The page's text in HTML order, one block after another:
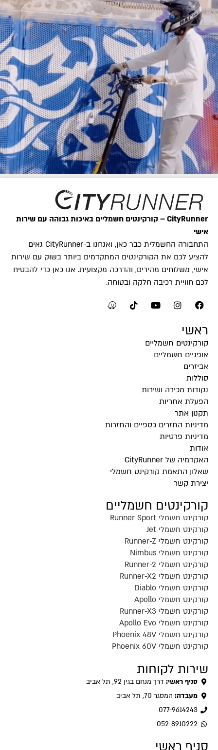
CityRunner – קורקינטים חשמליים באיכות גבוהה עם שירות
אישי
התחבורה החשמלית כבר כאן, ואנחנו ב-CityRunner גאים
להציע לכם את הקורקינטים המתקדמים ביותר בשוק עם שירות
אישי, משלוחים מהירים, והדרכה מקצועית. אנו כאן כדי להבטיח
לכם חוויית רכיבה חלקה ובטוחה.
ראשי
קורקינטים חשמליים
אופניים חשמליים
אביזרים
סוללות
נקודות מכירה ושירות
הפעלת אחריות
תקנון אתר
מדיניות החזרים כספיים והחזרות
מדיניות פרטיות
אודות
האקדמיה של CityRunner
שאלון התאמת קורקינט חשמלי
יצירת קשר
קורקינטים חשמליים
קורקינט חשמלי Runner Sport
קורקינט חשמלי Jet
קורקינט חשמלי Runner-Z
קורקינט חשמלי Nimbus
קורקינט חשמלי Runner-2
קורקינט חשמלי Runner-X2
קורקינט חשמלי Diablo
קורקינט חשמלי Apollo
קורקינט חשמלי Runner-X3
קורקינט חשמלי Apollo Evo
קורקינט חשמלי Phoenix 48V
קורקינט חשמלי Phoenix 60V
שירות לקוחות
סניף ראשי: דרך מנחם בגין 92, תל אביב
מעבדה: המסגר 70, תל אביב
077-9614243
052-8910222
סניף ראשי